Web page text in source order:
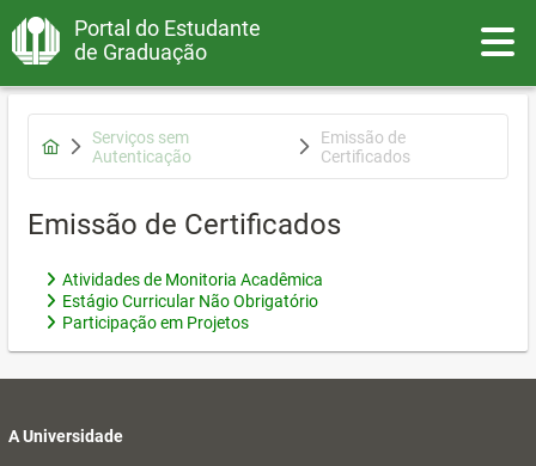
Portal do Estudante
de Graduação
Serviços sem
Autenticação
Emissão de
Certificados
Emissão de Certificados
Atividades de Monitoria Acadêmica
Estágio Curricular Não Obrigatório
Participação em Projetos
A Universidade